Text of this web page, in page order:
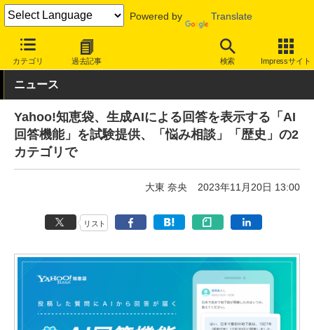
Powered by Translate
カテゴリ 過去記事 検索 Impressサイト
INTERNET Watch トピック
ニュース
Yahoo!知恵袋、生成AIによる回答を表示する「AI
回答機能」を試験提供、「悩み相談」「歴史」の2
カテゴリで
大東 奈央 2023年11月20日 13:00
リスト